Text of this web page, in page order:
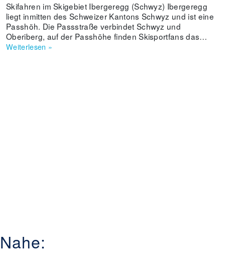
Skifahren im Skigebiet Ibergeregg (Schwyz) Ibergeregg
liegt inmitten des Schweizer Kantons Schwyz und ist eine
Passhöh. Die Passstraße verbindet Schwyz und
Oberiberg, auf der Passhöhe finden Skisportfans das
kleine Skigebiet Ibergeregg, welches zwei Skilifte und fast
Weiterlesen »
Nahe: